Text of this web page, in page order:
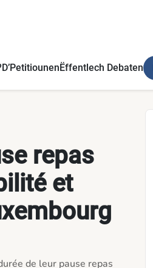
D’PetitiounenËffentlech Debaten
repas
et
de leur pause repas